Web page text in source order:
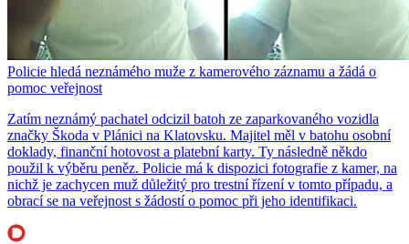
Policie hledá neznámého muže z kamerového záznamu a žádá o
pomoc veřejnost
Zatím neznámý pachatel odcizil batoh ze zaparkovaného vozidla
značky Škoda v Plánici na Klatovsku. Majitel měl v batohu osobní
doklady, finanční hotovost a platební karty. Ty následně někdo
použil k výběru peněz. Policie má k dispozici fotografie z kamer, na
nichž je zachycen muž důležitý pro trestní řízení v tomto případu, a
obrací se na veřejnost s žádostí o pomoc při jeho identifikaci.